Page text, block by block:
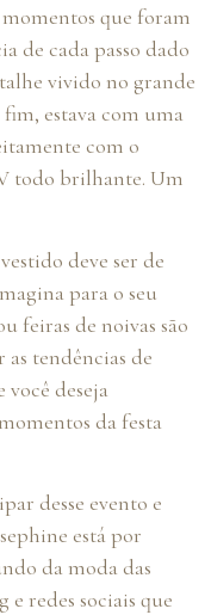
que foram
de cada passo dado
vivido no grande
estava com uma
com o
todo brilhante. Um
deve ser de
para o seu
feiras de noivas são
tendências de
você deseja
da festa
desse evento e
está por
da moda das
e redes sociais que